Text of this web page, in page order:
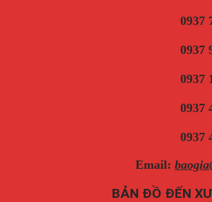
0937
0937
0937
0937
0937
Email:
BẢN ĐỒ ĐẾN